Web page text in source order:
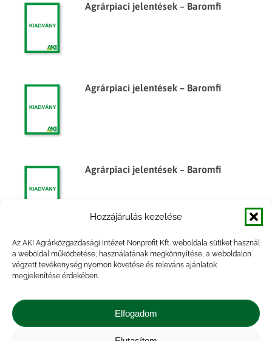
Hozzájárulás kezelése
Az AKI Agrárközgazdasági Intézet Nonprofit Kft. weboldala sütiket használ
a weboldal működtetése, használatának megkönnyítése, a weboldalon
végzett tevékenység nyomon követése és releváns ajánlatok
megjelenítése érdekében.
Elfogadom
Agrárpiaci jelentések – Baromfi
Agrárpiaci jelentések – Baromfi
Agrárpiaci jelentések – Baromfi
Agrárpiaci jelentések – Baromfi